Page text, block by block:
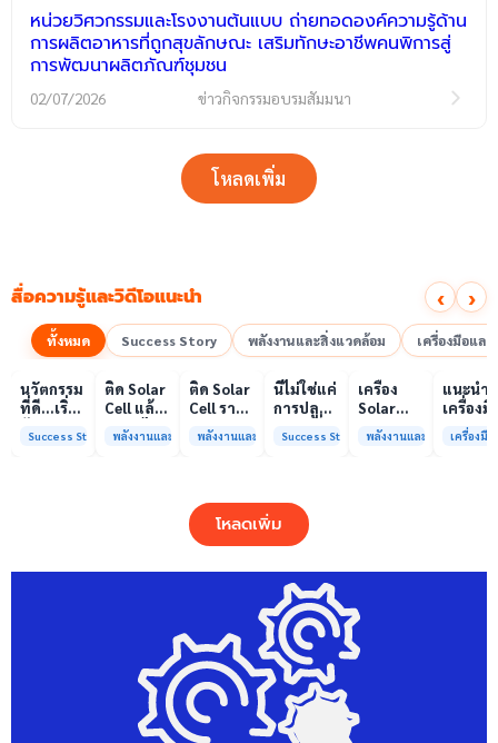
หน่วยวิศวกรรมและโรงงานต้นแบบ ถ่ายทอดองค์ความรู้ด้าน
การผลิตอาหารที่ถูกสุขลักษณะ เสริมทักษะอาชีพคนพิการสู่
การพัฒนาผลิตภัณฑ์ชุมชน
02/07/2026 ข่าวกิจกรรมอบรมสัมมนา
โหลดเพิ่ม
สื่อความรู้และวิดีโอแนะนำ ‹ ›
ทั้งหมด Success Story พลังงานและสิ่งแวดล้อม เครื่องมือแล
00:10
นวัตกรรม
ที่ดี…เริ่ม
ความร่วม
Success Story
00:10
ติด Solar
Cell แล้ว
ลดค่าไฟ
ได้จริง
พลังงานและสิ่งแวดล้อม
00:08
ติด Solar
Cell ราคา
แพง แต่
ค่าไฟ
พลังงานและสิ่งแวดล้อม
เล่นวิดีโอ
นี่ไม่ใช่แค่
การปลูก
คือการ
ให้ป่า
ต้นน้ำและ
ชุมชน
Success Story
เครื่อง
Solar
Simulator
มาตรฐาน
บริการ
พลังงานและสิ่งแวดล้อม
เล่
01:00
แนะนำ
เครื่องมื
วิเคราะ
ทดสอบ
และสิ่ง
เครื่องมื
โหลดเพิ่ม